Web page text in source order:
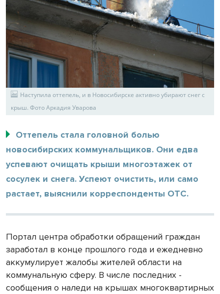
Наступила оттепель, и в Новосибирске активно убирают снег с
крыш. Фото Аркадия Уварова
Оттепель стала головной болью
новосибирских коммунальщиков. Они едва
успевают очищать крыши многоэтажек от
сосулек и снега. Успеют очистить, или само
растает, выяснили корреспонденты ОТС.
Портал центра обработки обращений граждан
заработал в конце прошлого года и ежедневно
аккумулирует жалобы жителей области на
коммунальную сферу. В числе последних -
сообщения о наледи на крышах многоквартирных